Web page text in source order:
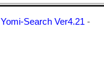
Yomi-Search Ver4.21-